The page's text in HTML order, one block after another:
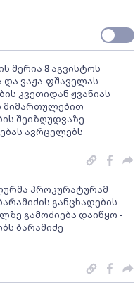
მერია 8 აგვისტოს
და ვაჟა-ფშაველას
კვეთიდან ჟვანიას
მიმართულებით
შეიზღუდვაზე
ავრცელებს
პროკურატურამ
განცხადების
გამოძიება დაიწყო -
ბარამიძე